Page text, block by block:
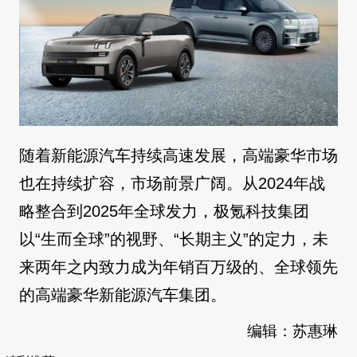
随着新能源汽车持续高速发展，高端豪华市场
也在持续扩容，市场前景广阔。从2024年战
略整合到2025年全球发力，极氪科技集团
以“生而全球”的视野、“长期主义”的定力，未
来两年之内致力成为年销百万级的、全球领先
的高端豪华新能源汽车集团。
编辑：苏惠琳